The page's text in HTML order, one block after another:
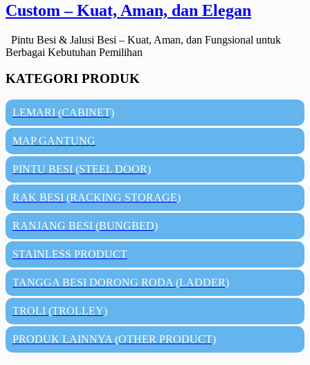
Custom – Kuat, Aman, dan Elegan
Pintu Besi & Jalusi Besi – Kuat, Aman, dan Fungsional untuk
Berbagai Kebutuhan Pemilihan
KATEGORI PRODUK
LEMARI (CABINET)
MAP GANTUNG
PINTU BESI (STEEL DOOR)
RAK BESI (RACKING STORAGE)
RANJANG BESI (BUNGBED)
STAINLESS PRODUCT
TANGGA BESI DORONG RODA (LADDER)
TROLI (TROLLEY)
PRODUK LAINNYA (OTHER PRODUCT)